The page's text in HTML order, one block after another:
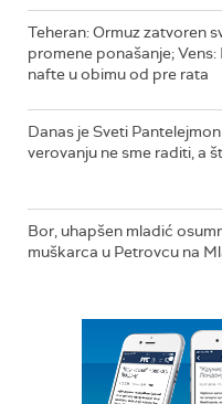
Teheran: Ormuz zatvoren
promene ponašanje;
nafte u obimu od pre rata
Danas je Sveti
verovanju ne sme raditi, a
Bor, uhapšen mladić
muškarca u Petrovcu na